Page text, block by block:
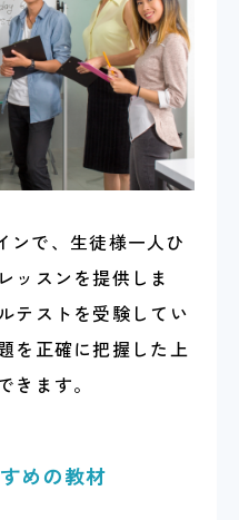
ンで、生徒様一人ひ
ッスンを提供しま
テストを受験してい
を正確に把握した上
きます。
めの教材